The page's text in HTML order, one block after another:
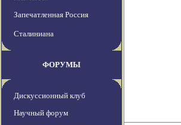
Запечатленная Россия
Сталиниана
ФОРУМЫ
Дискуссионный клуб
Научный форум